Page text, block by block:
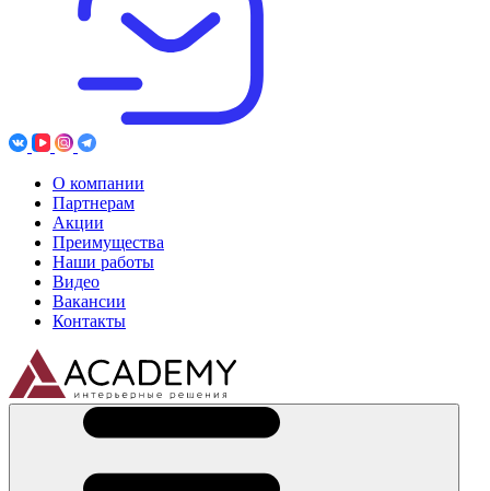
О компании
Партнерам
Акции
Преимущества
Наши работы
Видео
Вакансии
Контакты